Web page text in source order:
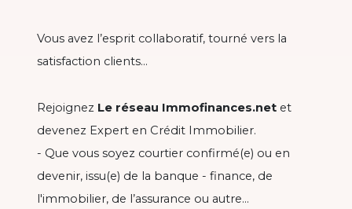
Vous avez l’esprit collaboratif, tourné vers la
satisfaction clients…
Rejoignez Le réseau Immofinances.netet
devenez Expert en Crédit Immobilier.
- Que vous soyez courtier confirmé(e) ou en
devenir, issu(e) de la banque - finance, de
l'immobilier, de l’assurance ou autre...